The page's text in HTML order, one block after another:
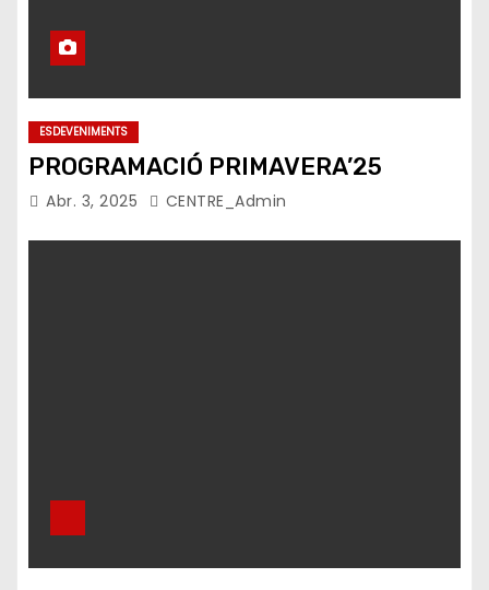
ESDEVENIMENTS
PROGRAMACIÓ PRIMAVERA’25
Abr. 3, 2025 CENTRE_Admin